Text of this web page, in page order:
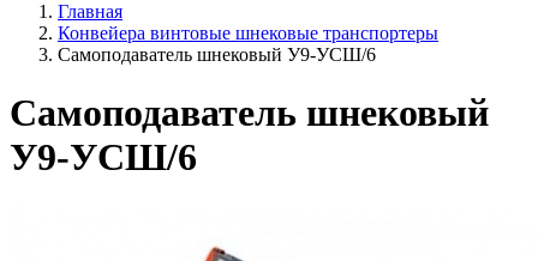
Главная
Конвейера винтовые шнековые транспортеры
Самоподаватель шнековый У9-УСШ/6
Самоподаватель шнековый
У9-УСШ/6